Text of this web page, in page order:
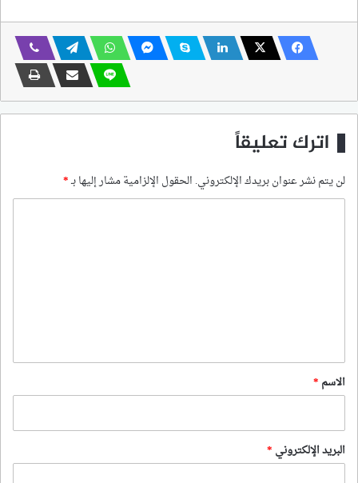
اترك تعليقاً
لن يتم نشر عنوان بريدك الإلكتروني. الحقول الإلزامية مشار إليها بـ*
*
الاسم *
البريد الإلكتروني *